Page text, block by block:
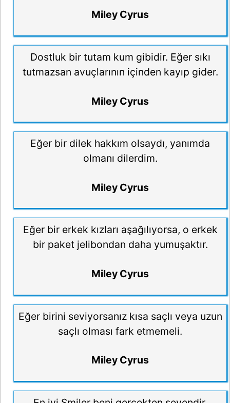
Miley Cyrus
Dostluk bir tutam kum gibidir. Eğer sıkı
tutmazsan avuçlarının içinden kayıp gider.
Miley Cyrus
Eğer bir dilek hakkım olsaydı, yanımda
olmanı dilerdim.
Miley Cyrus
Eğer bir erkek kızları aşağılıyorsa, o erkek
bir paket jelibondan daha yumuşaktır.
Miley Cyrus
Eğer birini seviyorsanız kısa saçlı veya uzun
saçlı olması fark etmemeli.
Miley Cyrus